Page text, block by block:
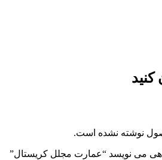
کنید
نوشته نشده است.
می نویسد “عمارت مجلل کریستال”